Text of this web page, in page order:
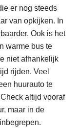
er nog steeds
van opkijken. In
Ook is het
warme bus te
niet afhankelijk
rijden. Veel
huurauto te
altijd vooraf
maar in de